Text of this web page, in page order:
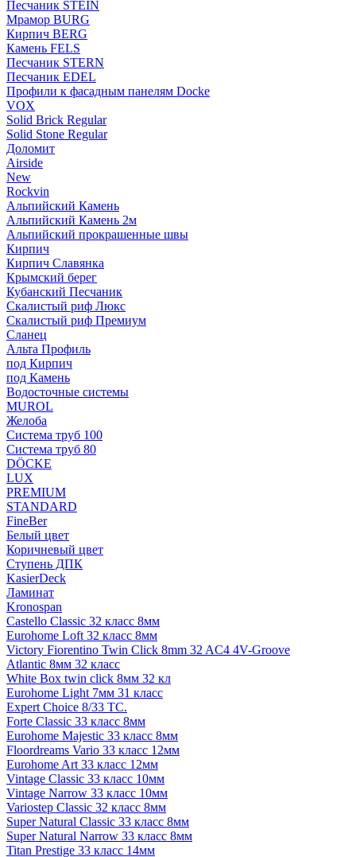
Пес­ча­ник STEIN
Мрамор BURG
Кирпич BERG
Камень FELS
Пес­ча­ник STERN
Пес­ча­ник EDEL
Профили к фасадным панелям Docke
VOX
Solid Brick Regular
Solid Stone Regular
Доломит
Airside
New
Rockvin
Альпийский Камень
Альпийский Камень 2м
Альпийский прокрашенные швы
Кирпич
Кирпич Славянка
Крымский берег
Кубанский Песчаник
Скалистый риф Люкс
Скалистый риф Премиум
Сланец
Альта Профиль
под Кирпич
под Камень
Водосточные системы
MUROL
Желоба
Система труб 100
Система труб 80
DÖCKE
LUX
PREMIUM
STANDARD
FineBer
Белый цвет
Коричневый цвет
Ступень ДПК
KasierDeck
Ламинат
Kronospan
Castello Classic 32 класс 8мм
Eurohome Loft 32 класс 8мм
Victory Fiorentino Twin Click 8mm 32 AC4 4V-Groove
Atlantic 8мм 32 класс
White Box twin click 8мм 32 кл
Eurohome Light 7мм 31 класс
Expert Choice 8/33 TC.
Forte Classic 33 класс 8мм
Eurohome Majestic 33 класс 8мм
Floordreams Vario 33 класс 12мм
Eurohome Art 33 класс 12мм
Vintage Classic 33 класс 10мм
Vintage Narrow 33 класс 10мм
Variostep Classic 32 класс 8мм
Super Natural Classic 33 класс 8мм
Super Natural Narrow 33 класс 8мм
Titan Prestige 33 класс 14мм